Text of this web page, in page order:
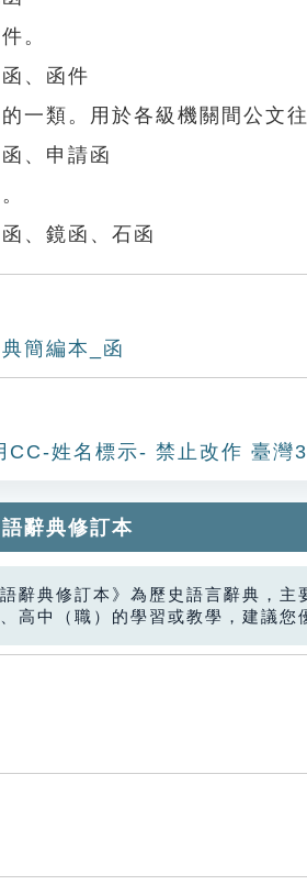
。
函、函件
一類。用於各級機關間公文
函、申請函
函、鏡函、石函
簡編本_函
CC-姓名標示- 禁止改作 臺灣
辭典修訂本
語辭典修訂本》為歷史語言辭典，
高中（職）的學習或教學，建議您